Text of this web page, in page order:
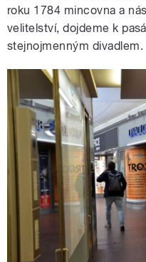
roku 1784 mincovna a
velitelství, dojdeme k
stejnojmenným divadlem.